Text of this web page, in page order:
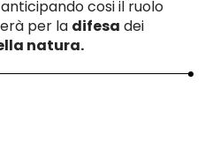
cosi il ruolo
per la difesa dei
natura.